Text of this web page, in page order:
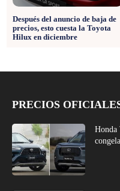
Después del anuncio de baja de
precios, esto cuesta la Toyota
Hilux en diciembre
PRECIOS
Honda